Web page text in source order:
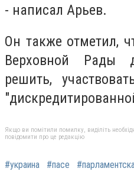
- написал Арьев.
Он также отметил,
Верховной Рады
решить,
Якщо ви помітили помилку, виділіть
повідомити про це редакцію
#украина #пасе